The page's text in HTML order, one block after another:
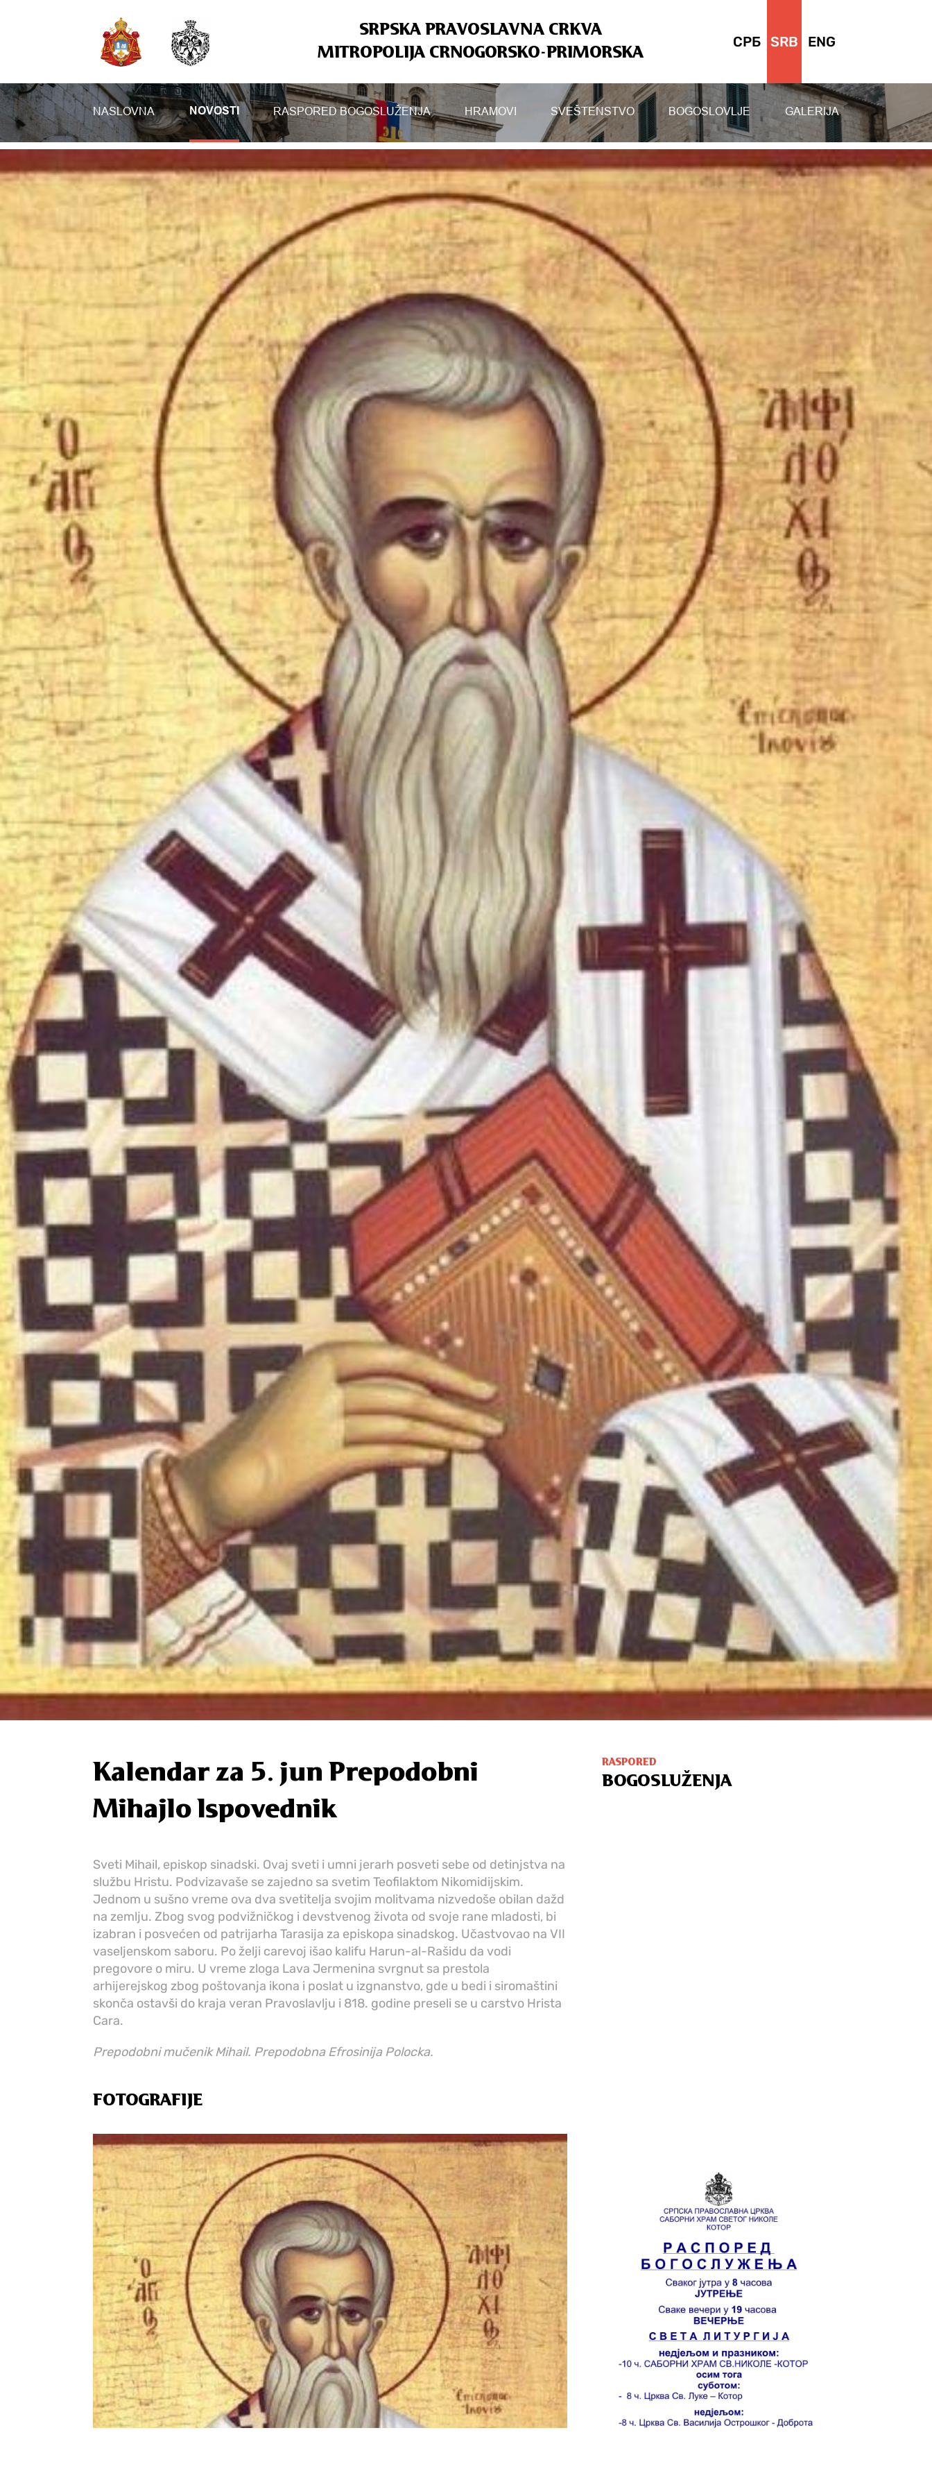
SRPSKA PRAVOSLAVNA CRKVA
MITROPOLIJA CRNOGORSKO-PRIMORSKA
СРБ SRB ENG
NASLOVNA NOVOSTI RASPORED BOGOSLUŽENJA HRAMOVI SVEŠTENSTVO BOGOSLOVLJE GALERIJA
Kalendar za 5. jun Prepodobni
Mihajlo Ispovednik
Sveti Mihail, episkop sinadski. Ovaj sveti i umni jerarh posveti sebe od detinjstva na
službu Hristu. Podvizavaše se zajedno sa svetim Teofilaktom Nikomidijskim.
Jednom u sušno vreme ova dva svetitelja svojim molitvama nizvedoše obilan dažd
na zemlju. Zbog svog podvižničkog i devstvenog života od svoje rane mladosti, bi
izabran i posvećen od patrijarha Tarasija za episkopa sinadskog. Učastvovao na VII
vaseljenskom saboru. Po želji carevoj išao kalifu Harun-al-Rašidu da vodi
pregovore o miru. U vreme zloga Lava Jermenina svrgnut sa prestola
arhijerejskog zbog poštovanja ikona i poslat u izgnanstvo, gde u bedi i siromaštini
skonča ostavši do kraja veran Pravoslavlju i 818. godine preseli se u carstvo Hrista
Cara.
Prepodobni mučenik Mihail. Prepodobna Efrosinija Polocka.
FOTOGRAFIJE
RASPORED
BOGOSLUŽENJA